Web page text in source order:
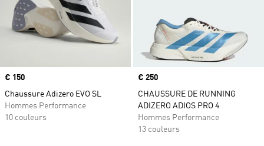
Prix
€ 150
Chaussure Adizero EVO SL
Hommes Performance
10 couleurs
Prix
€ 250
CHAUSSURE DE RUNNING
ADIZERO ADIOS PRO 4
Hommes Performance
13 couleurs